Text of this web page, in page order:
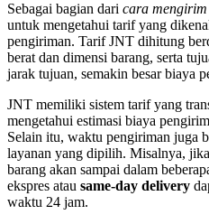
Sebagai bagian dari cara
untuk mengetahui tarif yang
pengiriman. Tarif JNT dihitung
berat dan dimensi barang, serta
jarak tujuan, semakin besar biaya
JNT memiliki sistem tarif yang
mengetahui estimasi biaya
Selain itu, waktu pengiriman juga
layanan yang dipilih. Misalnya,
barang akan sampai dalam
ekspres atau same-day delivery
waktu 24 jam.